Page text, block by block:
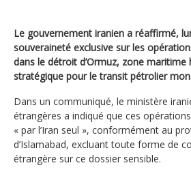
Le gouvernement iranien a réaffirmé,
souveraineté exclusive sur les
dans le détroit d’Ormuz, zone maritime
stratégique pour le transit pétrolier
Dans un communiqué, le ministère
étrangères a indiqué que ces
« par l’Iran seul », conformément au
d’Islamabad, excluant toute forme de
étrangère sur ce dossier sensible.